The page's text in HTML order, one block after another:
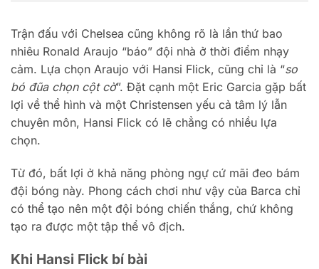
Trận đấu với Chelsea cũng không rõ là lần thứ bao
nhiêu Ronald Araujo “báo” đội nhà ở thời điểm nhạy
cảm. Lựa chọn Araujo với Hansi Flick, cũng chỉ là “so
bó đũa chọn cột cờ”. Đặt cạnh một Eric Garcia gặp bất
lợi về thể hình và một Christensen yếu cả tâm lý lẫn
chuyên môn, Hansi Flick có lẽ chẳng có nhiều lựa
chọn.
Từ đó, bất lợi ở khả năng phòng ngự cứ mãi đeo bám
đội bóng này. Phong cách chơi như vậy của Barca chỉ
có thể tạo nên một đội bóng chiến thắng, chứ không
tạo ra được một tập thể vô địch.
Khi Hansi Flick bí bài